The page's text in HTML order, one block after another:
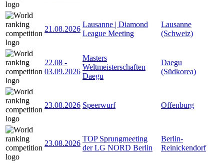
21.08.2026
Lausanne | Diamond
League Meeting
Lausanne
(Schweiz)
22.08 -
03.09.2026
Masters
Weltmeisterschaften
Daegu
Daegu
(Südkorea)
23.08.2026 Speerwurf Offenburg
23.08.2026
TOP Sprungmeeting
der LG NORD Berlin
Berlin-
Reinickendorf